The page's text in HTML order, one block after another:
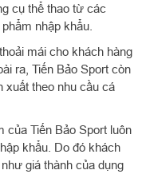
cụ thể thao từ các
nhập khẩu.
mái cho khách hàng
ra, Tiến Bảo Sport còn
xuất theo nhu cầu cá
của Tiến Bảo Sport luôn
khẩu. Do đó khách
giá thành của dụng